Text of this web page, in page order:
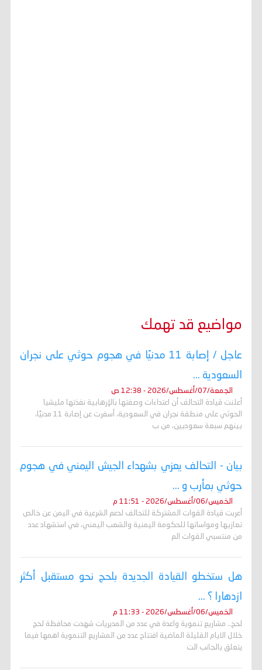
مواضيع قد تهمك
عاجل / إصابة 11 مدنيًا في هجوم حوثي على نجران
السعودية ...
الجمعة/07/أغسطس/2026 - 12:38 ص
أعلنت قيادة التحالف أن اعتداءات وصفتها بالإرهابية نفذتها مليشيا
الحوثي على منطقة نجران في السعودية، أسفرت عن إصابة 11 مدنيًا،
بينهم سبعة سعوديين، من ب
بيان - التحالف يعزي بشهداء الجيش اليمني في هجوم
حوثي بمأرب و ...
الخميس/06/أغسطس/2026 - 11:51 م
أعربت قيادة القوات المشتركة للتحالف لدعم الشرعية في اليمن عن خالص
تعازيها ومواساتها للحكومة اليمنية والشعب اليمني، في استشهاد عدد
من منتسبي القوات الم
هل ستخطو القيادة الجديدة بلحج نحو مستقبل أكثر
ازدهارا ؟ ...
الخميس/06/أغسطس/2026 - 11:33 م
لحج.. مشاريع تنموية واعدة في عدد من المديريات شهدت محافظة لحج
خلال الايام القليلة الماضية افتتاح عدد من المشاريع التنموية اهمها فيما
يتعلق بالجانب الت